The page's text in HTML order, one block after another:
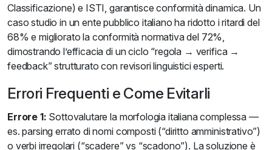
Classificazione) e ISTI, garantisce conformità dinamica. Un
caso studio in un ente pubblico italiano ha ridotto i ritardi del
68% e migliorato la conformità normativa del 72%,
dimostrando l’efficacia di un ciclo “regola → verifica →
feedback” strutturato con revisori linguistici esperti.
Errori Frequenti e Come Evitarli
Errore 1: Sottovalutare la morfologia italiana complessa —
es. parsing errato di nomi composti (“diritto amministrativo”)
o verbi irregolari (“scadere” vs “scadono”). La soluzione è